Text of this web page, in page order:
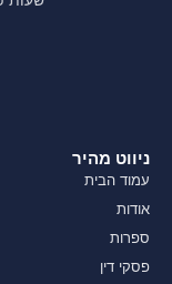
ניווט מהיר
עמוד הבית
אודות
ספרות
פסקי דין